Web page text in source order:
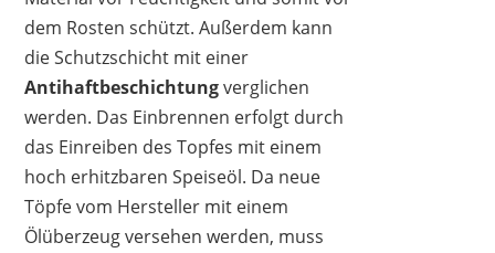
dem Rosten schützt. Außerdem kann
die Schutzschicht mit einer
Antihaftbeschichtungverglichen
werden. Das Einbrennen erfolgt durch
das Einreiben des Topfes mit einem
hoch erhitzbaren Speiseöl. Da neue
Töpfe vom Hersteller mit einem
Ölüberzeug versehen werden, muss